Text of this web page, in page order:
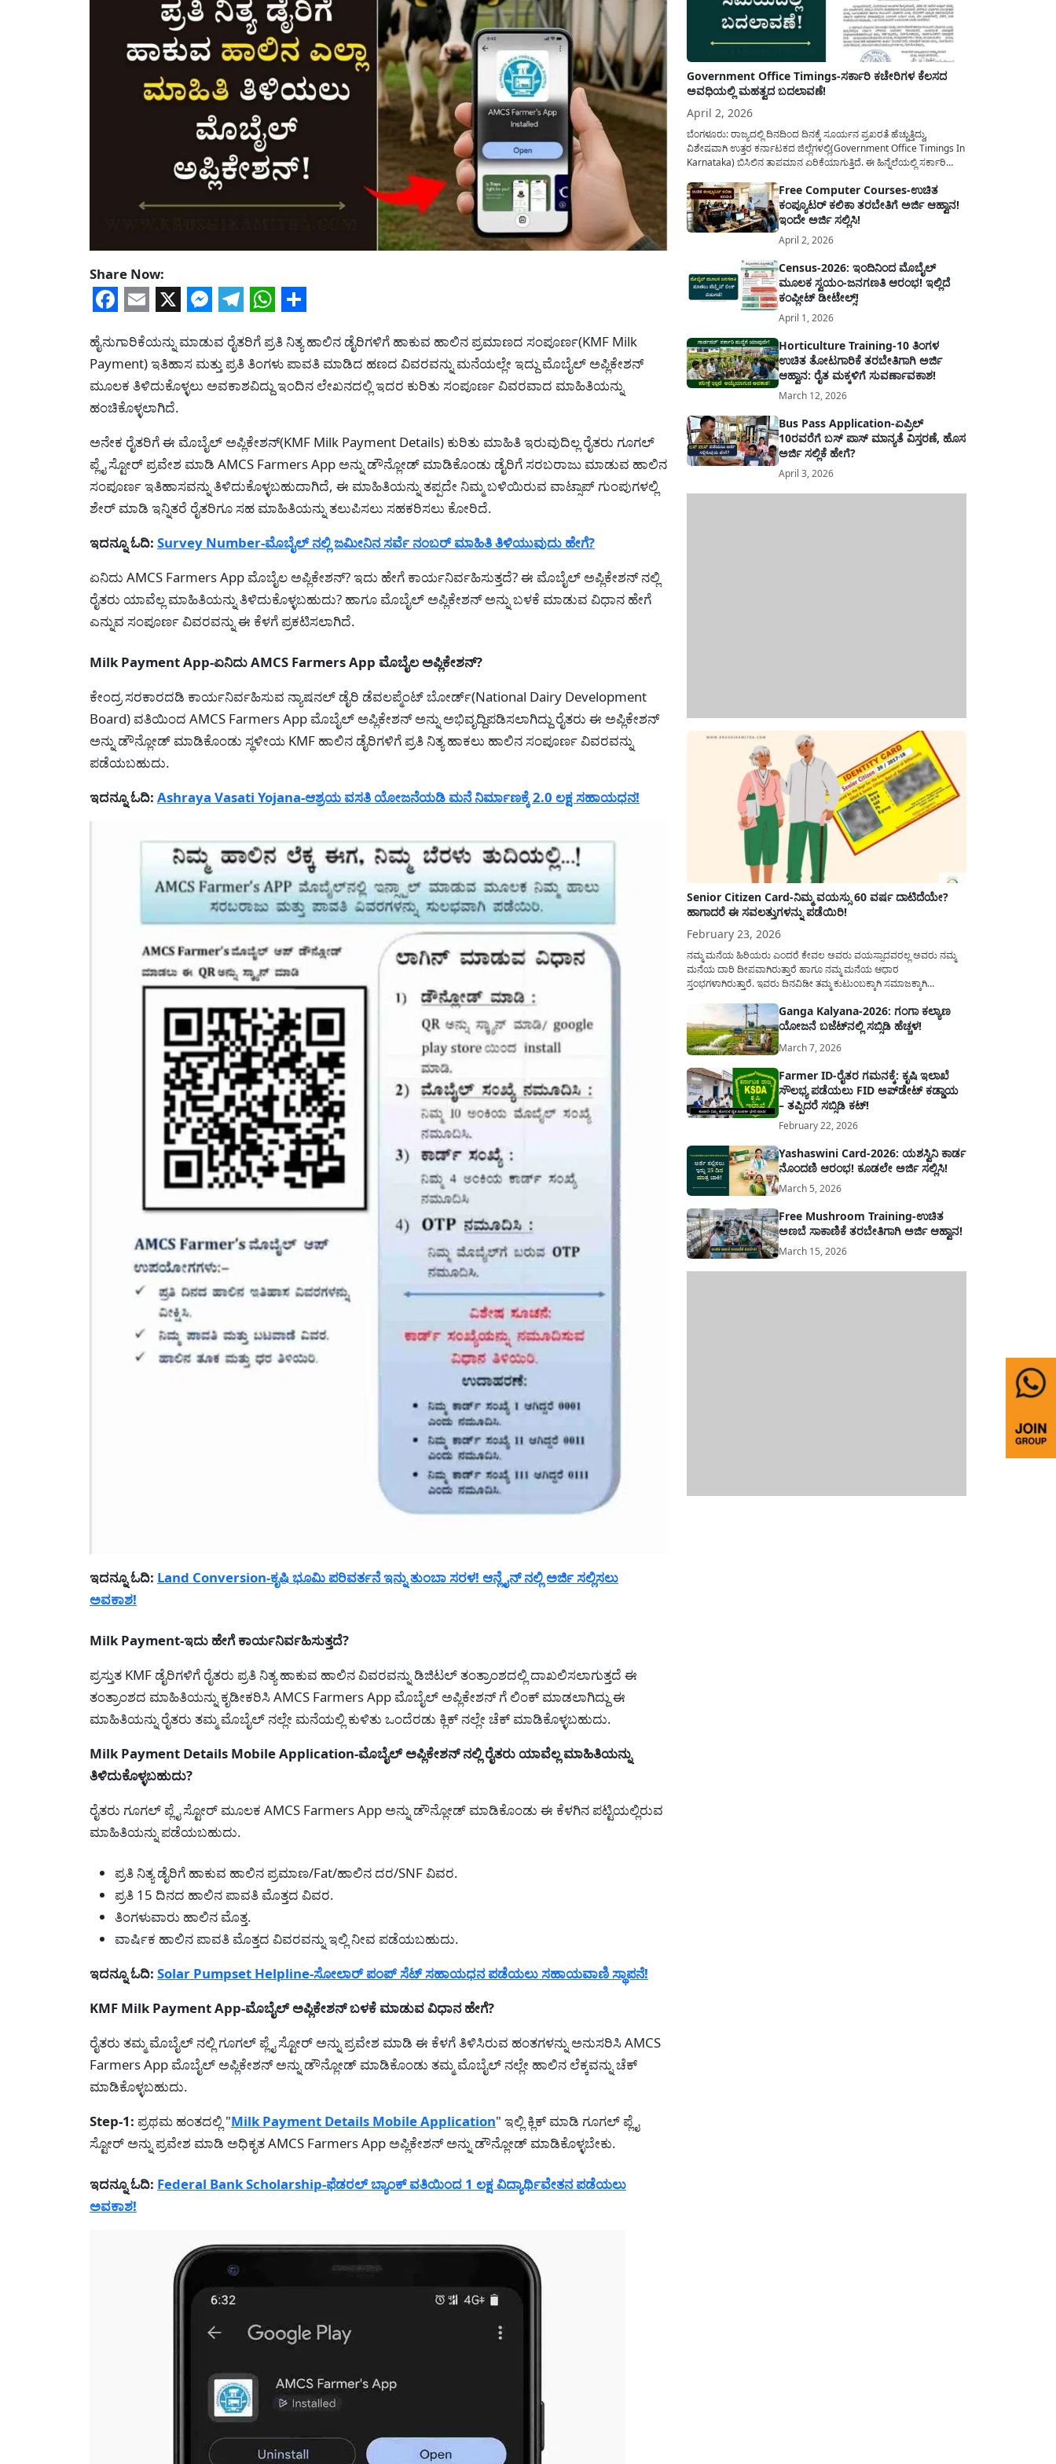
Share Now:
ಹೈನುಗಾರಿಕೆಯನ್ನು ಮಾಡುವ ರೈತರಿಗೆ ಪ್ರತಿ ನಿತ್ಯ ಹಾಲಿನ ಡೈರಿಗಳಿಗೆ ಹಾಕುವ ಹಾಲಿನ ಪ್ರಮಾಣದ ಸಂಪೂರ್ಣ(KMF Milk
Payment) ಇತಿಹಾಸ ಮತ್ತು ಪ್ರತಿ ತಿಂಗಳು ಪಾವತಿ ಮಾಡಿದ ಹಣದ ವಿವರವನ್ನು ಮನೆಯಲ್ಲೇ ಇದ್ದು ಮೊಬೈಲ್ ಅಪ್ಲಿಕೇಶನ್
ಮೂಲಕ ತಿಳಿದುಕೊಳ್ಳಲು ಅವಕಾಶವಿದ್ದು ಇಂದಿನ ಲೇಖನದಲ್ಲಿ ಇದರ ಕುರಿತು ಸಂಪೂರ್ಣ ವಿವರವಾದ ಮಾಹಿತಿಯನ್ನು
ಹಂಚಿಕೊಳ್ಳಲಾಗಿದೆ.
ಅನೇಕ ರೈತರಿಗೆ ಈ ಮೊಬೈಲ್ ಅಪ್ಲಿಕೇಶನ್(KMF Milk Payment Details) ಕುರಿತು ಮಾಹಿತಿ ಇರುವುದಿಲ್ಲ ರೈತರು ಗೂಗಲ್
ಪ್ಲೈ ಸ್ಟೋರ್ ಪ್ರವೇಶ ಮಾಡಿ AMCS Farmers App ಅನ್ನು ಡೌನ್ಲೋಡ್ ಮಾಡಿಕೊಂಡು ಡೈರಿಗೆ ಸರಬರಾಜು ಮಾಡುವ ಹಾಲಿನ
ಸಂಪೂರ್ಣ ಇತಿಹಾಸವನ್ನು ತಿಳಿದುಕೊಳ್ಳಬಹುದಾಗಿದೆ, ಈ ಮಾಹಿತಿಯನ್ನು ತಪ್ಪದೇ ನಿಮ್ಮ ಬಳಿಯಿರುವ ವಾಟ್ಸಾಪ್ ಗುಂಪುಗಳಲ್ಲಿ
ಶೇರ್ ಮಾಡಿ ಇನ್ನಿತರೆ ರೈತರಿಗೂ ಸಹ ಮಾಹಿತಿಯನ್ನು ತಲುಪಿಸಲು ಸಹಕರಿಸಲು ಕೋರಿದೆ.
ಇದನ್ನೂ ಓದಿ: Survey Number-ಮೊಬೈಲ್ ನಲ್ಲಿ ಜಮೀನಿನ ಸರ್ವೆ ನಂಬರ್ ಮಾಹಿತಿ ತಿಳಿಯುವುದು ಹೇಗೆ?
ಏನಿದು AMCS Farmers App ಮೊಬೈಲ ಅಪ್ಲಿಕೇಶನ್? ಇದು ಹೇಗೆ ಕಾರ್ಯನಿರ್ವಹಿಸುತ್ತದೆ? ಈ ಮೊಬೈಲ್ ಅಪ್ಲಿಕೇಶನ್ ನಲ್ಲಿ
ರೈತರು ಯಾವೆಲ್ಲ ಮಾಹಿತಿಯನ್ನು ತಿಳಿದುಕೊಳ್ಳಬಹುದು? ಹಾಗೂ ಮೊಬೈಲ್ ಅಪ್ಲಿಕೇಶನ್ ಅನ್ನು ಬಳಕೆ ಮಾಡುವ ವಿಧಾನ ಹೇಗೆ
ಎನ್ನುವ ಸಂಪೂರ್ಣ ವಿವರವನ್ನು ಈ ಕೆಳಗೆ ಪ್ರಕಟಿಸಲಾಗಿದೆ.
Milk Payment App-ಏನಿದು AMCS Farmers App ಮೊಬೈಲ ಅಪ್ಲಿಕೇಶನ್?
ಕೇಂದ್ರ ಸರಕಾರದಡಿ ಕಾರ್ಯನಿರ್ವಹಿಸುವ ನ್ಯಾಷನಲ್ ಡೈರಿ ಡೆವಲಪ್ಮೆಂಟ್ ಬೋರ್ಡ್(National Dairy Development
Board) ವತಿಯಿಂದ AMCS Farmers App ಮೊಬೈಲ್ ಅಪ್ಲಿಕೇಶನ್ ಅನ್ನು ಅಭಿವೃದ್ದಿಪಡಿಸಲಾಗಿದ್ದು ರೈತರು ಈ ಅಪ್ಲಿಕೇಶನ್
ಅನ್ನು ಡೌನ್ಲೋಡ್ ಮಾಡಿಕೊಂಡು ಸ್ಥಳೀಯ KMF ಹಾಲಿನ ಡೈರಿಗಳಿಗೆ ಪ್ರತಿ ನಿತ್ಯ ಹಾಕಲು ಹಾಲಿನ ಸಂಪೂರ್ಣ ವಿವರವನ್ನು
ಪಡೆಯಬಹುದು.
ಇದನ್ನೂ ಓದಿ: Ashraya Vasati Yojana-ಆಶ್ರಯ ವಸತಿ ಯೋಜನೆಯಡಿ ಮನೆ ನಿರ್ಮಾಣಕ್ಕೆ 2.0 ಲಕ್ಷ ಸಹಾಯಧನ!
ಇದನ್ನೂ ಓದಿ: Land Conversion-ಕೃಷಿ ಭೂಮಿ ಪರಿವರ್ತನೆ ಇನ್ನು ತುಂಬಾ ಸರಳ! ಆನ್ಲೈನ್ ನಲ್ಲಿ ಅರ್ಜಿ ಸಲ್ಲಿಸಲು
ಅವಕಾಶ!
Milk Payment-ಇದು ಹೇಗೆ ಕಾರ್ಯನಿರ್ವಹಿಸುತ್ತದೆ?
ಪ್ರಸ್ತುತ KMF ಡೈರಿಗಳಿಗೆ ರೈತರು ಪ್ರತಿ ನಿತ್ಯ ಹಾಕುವ ಹಾಲಿನ ವಿವರವನ್ನು ಡಿಜಿಟಲ್ ತಂತ್ರಾಂಶದಲ್ಲಿ ದಾಖಲಿಸಲಾಗುತ್ತದೆ ಈ
ತಂತ್ರಾಂಶದ ಮಾಹಿತಿಯನ್ನು ಕೃಡೀಕರಿಸಿ AMCS Farmers App ಮೊಬೈಲ್ ಅಪ್ಲಿಕೇಶನ್ ಗೆ ಲಿಂಕ್ ಮಾಡಲಾಗಿದ್ದು ಈ
ಮಾಹಿತಿಯನ್ನು ರೈತರು ತಮ್ಮ ಮೊಬೈಲ್ ನಲ್ಲೇ ಮನೆಯಲ್ಲಿ ಕುಳಿತು ಒಂದೆರಡು ಕ್ಲಿಕ್ ನಲ್ಲೇ ಚೆಕ್ ಮಾಡಿಕೊಳ್ಳಬಹುದು.
Milk Payment Details Mobile Application-ಮೊಬೈಲ್ ಅಪ್ಲಿಕೇಶನ್ ನಲ್ಲಿ ರೈತರು ಯಾವೆಲ್ಲ ಮಾಹಿತಿಯನ್ನು
ತಿಳಿದುಕೊಳ್ಳಬಹುದು?
ರೈತರು ಗೂಗಲ್ ಪ್ಲೈ ಸ್ಟೋರ್ ಮೂಲಕ AMCS Farmers App ಅನ್ನು ಡೌನ್ಲೋಡ್ ಮಾಡಿಕೊಂಡು ಈ ಕೆಳಗಿನ ಪಟ್ಟಿಯಲ್ಲಿರುವ
ಮಾಹಿತಿಯನ್ನು ಪಡೆಯಬಹುದು.
ಪ್ರತಿ ನಿತ್ಯ ಡೈರಿಗೆ ಹಾಕುವ ಹಾಲಿನ ಪ್ರಮಾಣ/Fat/ಹಾಲಿನ ದರ/SNF ವಿವರ.
ಪ್ರತಿ 15 ದಿನದ ಹಾಲಿನ ಪಾವತಿ ಮೊತ್ತದ ವಿವರ.
ತಿಂಗಳುವಾರು ಹಾಲಿನ ಮೊತ್ತ.
ವಾರ್ಷಿಕ ಹಾಲಿನ ಪಾವತಿ ಮೊತ್ತದ ವಿವರವನ್ನು ಇಲ್ಲಿ ನೀವ ಪಡೆಯಬಹುದು.
ಇದನ್ನೂ ಓದಿ: Solar Pumpset Helpline-ಸೋಲಾರ್ ಪಂಪ್ ಸೆಟ್ ಸಹಾಯಧನ ಪಡೆಯಲು ಸಹಾಯವಾಣಿ ಸ್ಥಾಪನೆ!
KMF Milk Payment App-ಮೊಬೈಲ್ ಅಪ್ಲಿಕೇಶನ್ ಬಳಕೆ ಮಾಡುವ ವಿಧಾನ ಹೇಗೆ?
ರೈತರು ತಮ್ಮ ಮೊಬೈಲ್ ನಲ್ಲಿ ಗೂಗಲ್ ಪ್ಲೈ ಸ್ಟೋರ್ ಅನ್ನು ಪ್ರವೇಶ ಮಾಡಿ ಈ ಕೆಳಗೆ ತಿಳಿಸಿರುವ ಹಂತಗಳನ್ನು ಅನುಸರಿಸಿ AMCS
Farmers App ಮೊಬೈಲ್ ಅಪ್ಲಿಕೇಶನ್ ಅನ್ನು ಡೌನ್ಲೋಡ್ ಮಾಡಿಕೊಂಡು ತಮ್ಮ ಮೊಬೈಲ್ ನಲ್ಲೇ ಹಾಲಿನ ಲೆಕ್ಕವನ್ನು ಚೆಕ್
ಮಾಡಿಕೊಳ್ಳಬಹುದು.
Step-1: ಪ್ರಥಮ ಹಂತದಲ್ಲಿ "Milk Payment Details Mobile Application" ಇಲ್ಲಿ ಕ್ಲಿಕ್ ಮಾಡಿ ಗೂಗಲ್ ಪ್ಲೈ
ಸ್ಟೋರ್ ಅನ್ನು ಪ್ರವೇಶ ಮಾಡಿ ಅಧಿಕೃತ AMCS Farmers App ಅಪ್ಲಿಕೇಶನ್ ಅನ್ನು ಡೌನ್ಲೋಡ್ ಮಾಡಿಕೊಳ್ಳಬೇಕು.
ಇದನ್ನೂ ಓದಿ: Federal Bank Scholarship-ಫೆಡರಲ್ ಬ್ಯಾಂಕ್ ವತಿಯಿಂದ 1 ಲಕ್ಷ ವಿದ್ಯಾರ್ಥಿವೇತನ ಪಡೆಯಲು
ಅವಕಾಶ!
Government Office Timings-ಸರ್ಕಾರಿ ಕಚೇರಿಗಳ ಕೆಲಸದ
ಅವಧಿಯಲ್ಲಿ ಮಹತ್ವದ ಬದಲಾವಣೆ!
April 2, 2026
ಬೆಂಗಳೂರು: ರಾಜ್ಯದಲ್ಲಿ ದಿನದಿಂದ ದಿನಕ್ಕೆ ಸೂರ್ಯನ ಪ್ರಖರತೆ ಹೆಚ್ಚುತ್ತಿದ್ದು,
ವಿಶೇಷವಾಗಿ ಉತ್ತರ ಕರ್ನಾಟಕದ ಜಿಲ್ಲೆಗಳಲ್ಲಿ(Government Office Timings In
Karnataka) ಬಿಸಿಲಿನ ತಾಪಮಾನ ಏರಿಕೆಯಾಗುತ್ತಿದೆ. ಈ ಹಿನ್ನೆಲೆಯಲ್ಲಿ ಸರ್ಕಾರಿ
ಸರ್ಕಾರವು ಮಹತ್ವದ ನಿರ್ಧಾರವೊಂದನ್ನು ಕೈಗೊಂಡಿದೆ. ಕಿತ್ತೂರು ಕರ್ನಾಟಕ ಮತ್ತು
ಕಲ್ಯಾಣ ಕರ್ನಾಟಕದ ಒಟ್ಟು 9 ಜಿಲ್ಲೆಗಳಲ್ಲಿ ಏಪ್ರಿಲ್...
Free Computer Courses-ಉಚಿತ
ಕಂಪ್ಯೂಟರ್ ಕಲಿಕಾ ತರಬೇತಿಗೆ ಅರ್ಜಿ ಆಹ್ವಾನ!
ಇಂದೇ ಅರ್ಜಿ ಸಲ್ಲಿಸಿ!
April 2, 2026
Census-2026: ಇಂದಿನಿಂದ ಮೊಬೈಲ್
ಮೂಲಕ ಸ್ವಯಂ-ಜನಗಣತಿ ಆರಂಭ! ಇಲ್ಲಿದೆ
ಕಂಪ್ಲೀಟ್ ಡೀಟೇಲ್ಸ್!
April 1, 2026
Horticulture Training-10 ತಿಂಗಳ
ಉಚಿತ ತೋಟಗಾರಿಕೆ ತರಬೇತಿಗಾಗಿ ಅರ್ಜಿ
ಆಹ್ವಾನ: ರೈತ ಮಕ್ಕಳಿಗೆ ಸುವರ್ಣಾವಕಾಶ!
March 12, 2026
Bus Pass Application-ಏಪ್ರಿಲ್
10ರವರೆಗೆ ಬಸ್ ಪಾಸ್ ಮಾನ್ಯತೆ ವಿಸ್ತರಣೆ, ಹೊಸ
ಅರ್ಜಿ ಸಲ್ಲಿಕೆ ಹೇಗೆ?
April 3, 2026
Senior Citizen Card-ನಿಮ್ಮ ವಯಸ್ಸು 60 ವರ್ಷ ದಾಟಿದೆಯೇ?
ಹಾಗಾದರೆ ಈ ಸವಲತ್ತುಗಳನ್ನು ಪಡೆಯಿರಿ!
February 23, 2026
ನಮ್ಮ ಮನೆಯ ಹಿರಿಯರು ಎಂದರೆ ಕೇವಲ ಅವರು ವಯಸ್ಸಾದವರಲ್ಲ ಅವರು ನಮ್ಮ
ಮನೆಯ ದಾರಿ ದೀಪವಾಗಿರುತ್ತಾರೆ ಹಾಗೂ ನಮ್ಮ ಮನೆಯ ಆಧಾರ
ಸ್ತಂಭಗಳಾಗಿರುತ್ತಾರೆ. ಇವರು ದಿನವಿಡೀ ತಮ್ಮ ಕುಟುಂಬಕ್ಕಾಗಿ ಸಮಾಜಕ್ಕಾಗಿ
ನೆಮ್ಮದಿಯಿಂದ ಕಳೆಯಬೇಕೆಂಬುದು ಪ್ರತಿಯೊಬ್ಬರ ಕನಸಾಗಿರುತ್ತದೆ ಆದ್ದರಿಂದ
ಸರ್ಕಾರವು ಹಿರಿಯ ನಾಗರಿಕರ ಗುರುತಿನ ಚೀಟಿ...
Ganga Kalyana-2026: ಗಂಗಾ ಕಲ್ಯಾಣ
ಯೋಜನೆ ಬಜೆಟ್‌ನಲ್ಲಿ ಸಬ್ಸಿಡಿ ಹೆಚ್ಚಳ!
March 7, 2026
Farmer ID-ರೈತರ ಗಮನಕ್ಕೆ: ಕೃಷಿ ಇಲಾಖೆ
ಸೌಲಭ್ಯ ಪಡೆಯಲು FID ಅಪ್‌ಡೇಟ್ ಕಡ್ಡಾಯ
– ತಪ್ಪಿದರೆ ಸಬ್ಸಿಡಿ ಕಟ್!
February 22, 2026
Yashaswini Card-2026: ಯಶಸ್ವಿನಿ ಕಾರ್ಡ
ನೊಂದಣಿ ಆರಂಭ! ಕೂಡಲೇ ಅರ್ಜಿ ಸಲ್ಲಿಸಿ!
March 5, 2026
Free Mushroom Training-ಉಚಿತ
ಅಣಬೆ ಸಾಕಾಣಿಕೆ ತರಬೇತಿಗಾಗಿ ಅರ್ಜಿ ಆಹ್ವಾನ!
March 15, 2026